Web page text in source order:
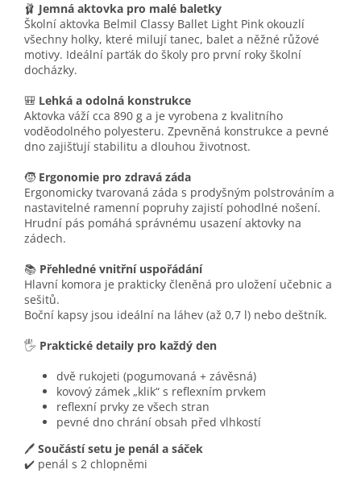
🩰 Jemná aktovka pro malé baletky
Školní aktovka Belmil Classy Ballet Light Pink okouzlí
všechny holky, které milují tanec, balet a něžné růžové
motivy. Ideální parťák do školy pro první roky školní
docházky.
🎒 Lehká a odolná konstrukce
Aktovka váží cca 890 g a je vyrobena z kvalitního
voděodolného polyesteru. Zpevněná konstrukce a pevné
dno zajišťují stabilitu a dlouhou životnost.
🧒 Ergonomie pro zdravá záda
Ergonomicky tvarovaná záda s prodyšným polstrováním a
nastavitelné ramenní popruhy zajistí pohodlné nošení.
Hrudní pás pomáhá správnému usazení aktovky na
zádech.
📚 Přehledné vnitřní uspořádání
Hlavní komora je prakticky členěná pro uložení učebnic a
sešitů.
Boční kapsy jsou ideální na láhev (až 0,7 l) nebo deštník.
🖐️ Praktické detaily pro každý den
dvě rukojeti (pogumovaná + závěsná)
kovový zámek „klik“ s reflexním prvkem
reflexní prvky ze všech stran
pevné dno chrání obsah před vlhkostí
🖊️ Součástí setu je penál a sáček
✔️ penál s 2 chlopněmi